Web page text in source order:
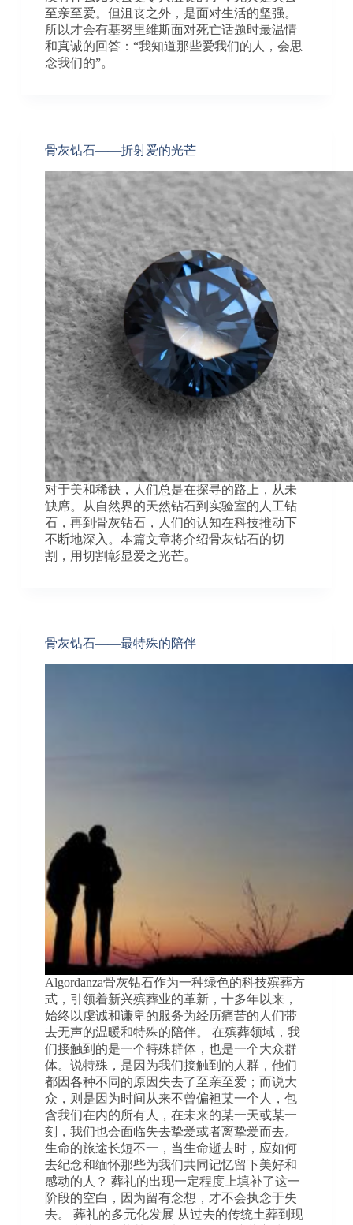
至亲至爱。但沮丧之外，是面对生活的坚强。
所以才会有基努里维斯面对死亡话题时最温情
和真诚的回答：“我知道那些爱我们的人，会思
念我们的”。
骨灰钻石——折射爱的光芒
对于美和稀缺，人们总是在探寻的路上，从未
缺席。从自然界的天然钻石到实验室的人工钻
石，再到骨灰钻石，人们的认知在科技推动下
不断地深入。本篇文章将介绍骨灰钻石的切
割，用切割彰显爱之光芒。
骨灰钻石——最特殊的陪伴
Algordanza骨灰钻石作为一种绿色的科技殡葬方
式，引领着新兴殡葬业的革新，十多年以来，
始终以虔诚和谦卑的服务为经历痛苦的人们带
去无声的温暖和特殊的陪伴。 在殡葬领域，我
们接触到的是一个特殊群体，也是一个大众群
体。说特殊，是因为我们接触到的人群，他们
都因各种不同的原因失去了至亲至爱；而说大
众，则是因为时间从来不曾偏袒某一个人，包
含我们在内的所有人，在未来的某一天或某一
刻，我们也会面临失去挚爱或者离挚爱而去。
生命的旅途长短不一，当生命逝去时，应如何
去纪念和缅怀那些为我们共同记忆留下美好和
感动的人？ 葬礼的出现一定程度上填补了这一
阶段的空白，因为留有念想，才不会执念于失
去。 葬礼的多元化发展 从过去的传统土葬到现